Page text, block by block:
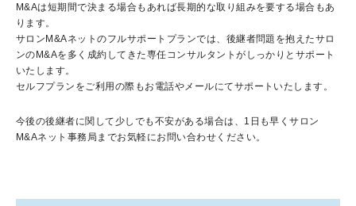
M&Aは短期間で決まる場合もあれば長期的な取り組みを要する場合もあ
ります。
サロンM&Aネットのフルサポートプランでは、後継者問題を抱えたサロ
ンのM&Aを多く成約してきた専任コンサルタントがしっかりとサポート
いたします。
セルフプランをご利用の際もお電話やメールにてサポートいたします。
今後の後継者に関して少しでも不安がある場合は、1日も早くサロン
M&Aネット事務局までお気軽にお問い合わせください。